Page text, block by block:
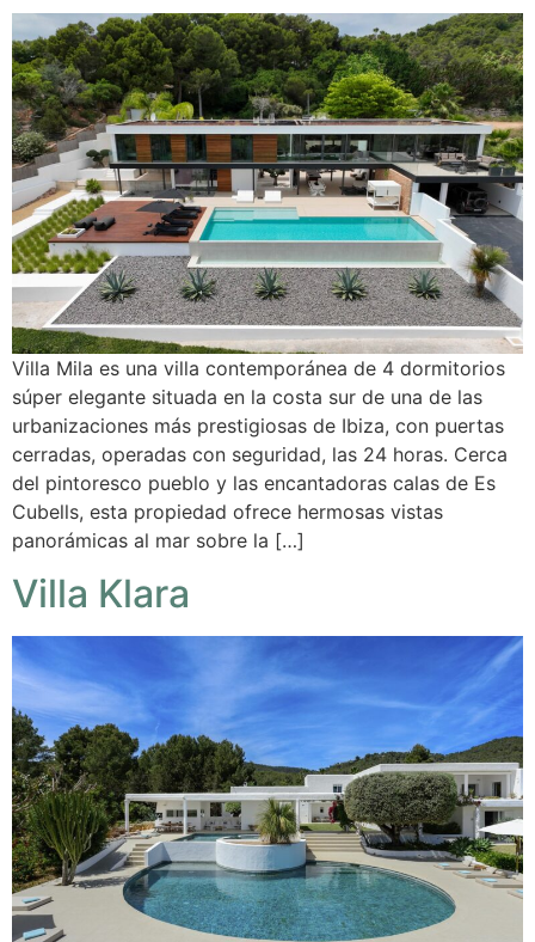
Villa Mila es una villa contemporánea de 4 dormitorios
súper elegante situada en la costa sur de una de las
urbanizaciones más prestigiosas de Ibiza, con puertas
cerradas, operadas con seguridad, las 24 horas. Cerca
del pintoresco pueblo y las encantadoras calas de Es
Cubells, esta propiedad ofrece hermosas vistas
panorámicas al mar sobre la […]
Villa Klara